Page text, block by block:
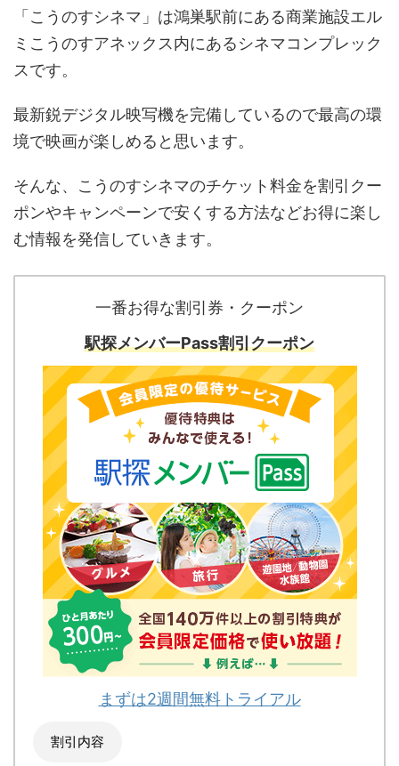
「こうのすシネマ」は鴻巣駅前にある商業施設エル
ミこうのすアネックス内にあるシネマコンプレック
スです。
最新鋭デジタル映写機を完備しているので最高の環
境で映画が楽しめると思います。
そんな、 こうのすシネマのチケット料金を割引クー
ポンやキャンペーンで安くする方法などお得に楽し
む情報を発信していきます。
一番お得な割引券・クーポン
駅探メンバーPass割引クーポン
まずは2週間無料トライアル
割引内容